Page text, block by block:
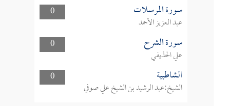
0
سورة المرسلات
عبد العزيز الأحمد
0
سورة الشرح
علي الحذيفي
0
الشاطبية
الشيخ:عبد الرشيد بن الشيخ علي صوفي